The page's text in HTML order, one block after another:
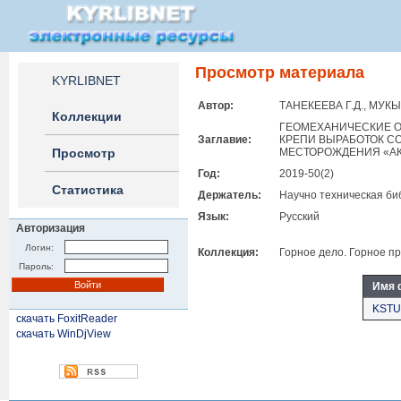
KYRLIBNET
Коллекции
Просмотр
Статистика
Авторизация
Логин:
Пароль:
скачать FoxitReader
скачать WinDjView
Просмотр материала
Автор: ТАНЕКЕЕВА Г.Д.,
Заглавие:
ГЕОМЕХАНИЧЕСКИЕ
КРЕПИ ВЫРАБОТОК
МЕСТОРОЖДЕНИЯ
Год:
2019-50(2)
Держатель:
Научно техническая
Язык:
Русский
Коллекция: Горное дело. Горное
Имя